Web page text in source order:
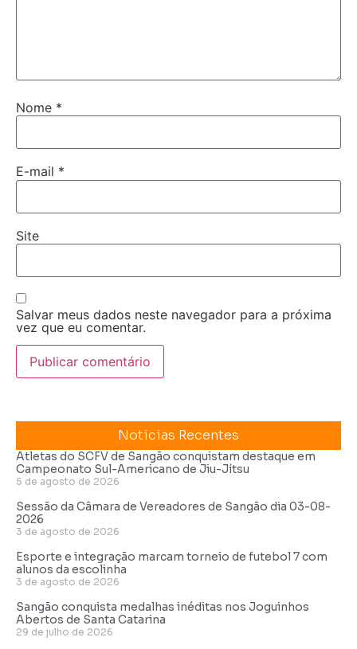
Nome *
E-mail *
Site
Salvar meus dados neste navegador para a próxima
vez que eu comentar.
Noticias Recentes
Atletas do SCFV de Sangão conquistam destaque em
Campeonato Sul-Americano de Jiu-Jítsu
5 de agosto de 2026
Sessão da Câmara de Vereadores de Sangão dia 03-08-
2026
3 de agosto de 2026
Esporte e integração marcam torneio de futebol 7 com
alunos da escolinha
3 de agosto de 2026
Sangão conquista medalhas inéditas nos Joguinhos
Abertos de Santa Catarina
29 de julho de 2026